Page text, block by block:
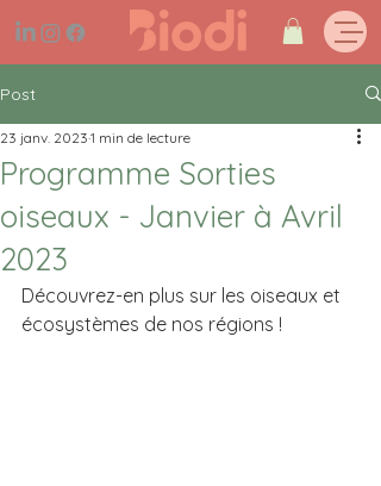
Post
Programme Sorties
oiseaux - Janvier à Avril
2023
23 janv. 2023 1 min de lecture
Découvrez-en plus sur les oiseaux et
écosystèmes de nos régions !